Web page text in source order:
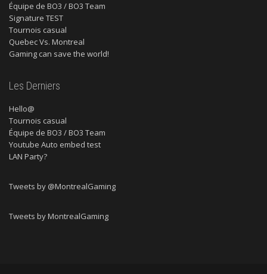
Équipe de BO3 / BO3 Team
Signature TEST
Tournois casual
Quebec Vs. Montreal
Gaming can save the world!
Les Derniers
Hello@
Tournois casual
Équipe de BO3 / BO3 Team
Youtube Auto embed test
LAN Party?
Tweets by @MontrealGaming
Tweets by MontrealGaming